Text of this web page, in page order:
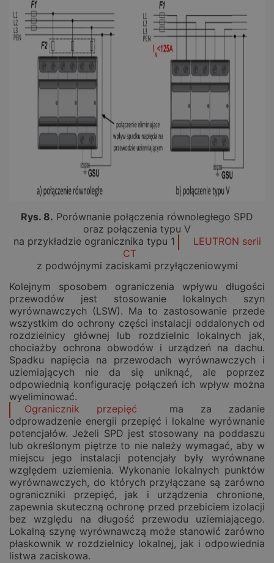
Rys. 8. Porównanie połączenia równoległego SPD
oraz połączenia typu V
na przykładzie ogranicznika typu 1
LEUTRON serii
CT
z podwójnymi zaciskami przyłączeniowymi
Kolejnym sposobem ograniczenia wpływu długości
przewodów jest stosowanie lokalnych szyn
wyrównawczych (LSW). Ma to zastosowanie przede
wszystkim do ochrony części instalacji oddalonych od
rozdzielnicy głównej lub rozdzielnic lokalnych jak,
chociażby ochrona obwodów i urządzeń na dachu.
Spadku napięcia na przewodach wyrównawczych i
uziemiających nie da się uniknąć, ale poprzez
odpowiednią konfigurację połączeń ich wpływ można
wyeliminować.
Ogranicznik przepięć
ma za zadanie
odprowadzenie energii przepięć i lokalne wyrównanie
potencjałów. Jeżeli SPD jest stosowany na poddaszu
lub określonym piętrze to nie należy wymagać, aby w
miejscu jego instalacji potencjały były wyrównane
względem uziemienia. Wykonanie lokalnych punktów
wyrównawczych, do których przyłączane są zarówno
ograniczniki przepięć, jak i urządzenia chronione,
zapewnia skuteczną ochronę przed przebiciem izolacji
bez względu na długość przewodu uziemiającego.
Lokalną szynę wyrównawczą może stanowić zarówno
płaskownik w rozdzielnicy lokalnej, jak i odpowiednia
listwa zaciskowa.